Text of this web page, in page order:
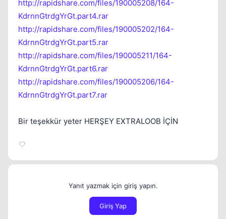
http://rapidshare.com/files/190005208/164-
KdrnnGtrdgYrGt.part4.rar
http://rapidshare.com/files/190005202/164-
KdrnnGtrdgYrGt.part5.rar
http://rapidshare.com/files/190005211/164-
KdrnnGtrdgYrGt.part6.rar
http://rapidshare.com/files/190005206/164-
KdrnnGtrdgYrGt.part7.rar
Bir teşekkür yeter HERŞEY EXTRALOOB İÇİN
Yanıt yazmak için giriş yapın.
Giriş Yap